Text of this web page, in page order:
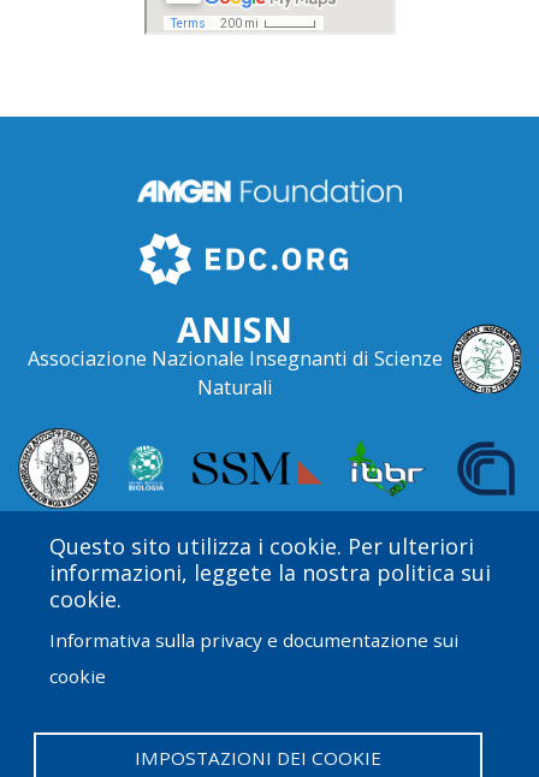
Questo sito utilizza i cookie. Per ulteriori
informazioni, leggete la nostra politica sui
cookie.
Informativa sulla privacy e documentazione sui
cookie
IMPOSTAZIONI DEI COOKIE
ANISN
Associazione Nazionale Insegnanti di Scienze
Naturali
internazionale finanziato dal Amgen Foundation con
direzione e assistenza tecnica fornite da Education